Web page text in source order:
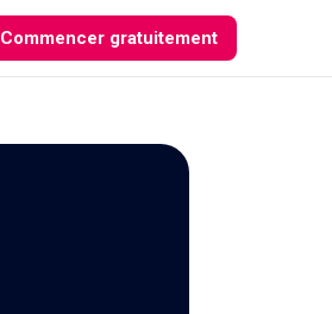
Commencer gratuitement